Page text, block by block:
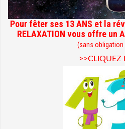
Pour fêter ses 13 ANS et la
RELAXATION vous offre un
(sans obligation
>>CLIQUEZ